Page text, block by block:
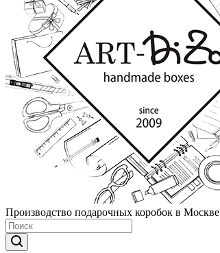
Производство подарочных коробок в Москве